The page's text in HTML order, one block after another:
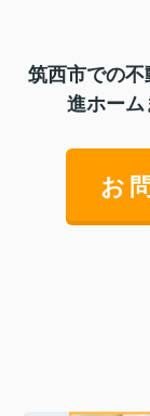
筑西市での不
進ホーム
お